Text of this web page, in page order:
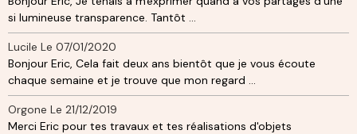
si lumineuse transparence. Tantôt ...
Lucile Le 07/01/2020
Bonjour Eric, Cela fait deux ans bientôt que je vous écoute
chaque semaine et je trouve que mon regard ...
Orgone Le 21/12/2019
Merci Eric pour tes travaux et tes réalisations d'objets